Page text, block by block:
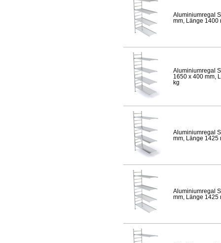
Aluminiumregal
mm, Länge 1400
Aluminiumregal
1650 x 400 mm,
kg
Aluminiumregal
mm, Länge 1425
Aluminiumregal
mm, Länge 1425